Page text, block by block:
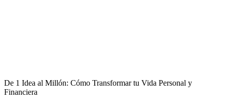
De 1 Idea al Millón: Cómo Transformar tu Vida Personal y
Financiera